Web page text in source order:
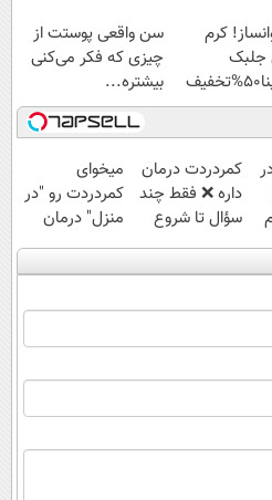
کرم
جلبک
سن واقعی پوستت از
چیزی که فکر می‌کنی
بیشتره...
‌کمردردت درمان
داره ❌ فقط چند
سؤال تا شروع
بهبودی فاصله‌
داری!
میخوای
کمردردت رو "در
منزل" درمان
کنی؟ (◂فیلم +
◂پرسش‌نامه)